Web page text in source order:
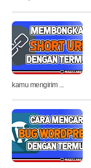
kamu mengirim ...